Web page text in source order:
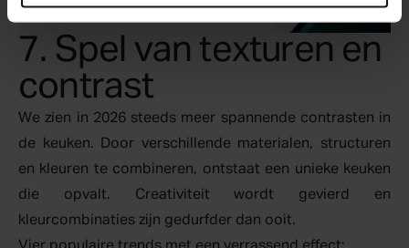
7. Spel van texturen en
contrast
We zien in 2026 steeds meer spannende contrasten in
de keuken. Door verschillende materialen, structuren
en kleuren te combineren, ontstaat een unieke keuken
die opvalt. Creativiteit wordt gevierd en
kleurcombinaties zijn gedurfder dan ooit.